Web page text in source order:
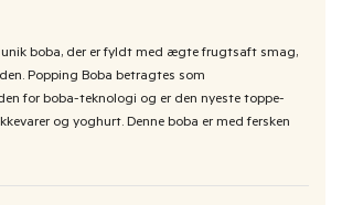
unik boba, der er fyldt med ægte frugtsaft smag,
Popping Boba betragtes som
for boba-teknologi og er den nyeste toppe-
og yoghurt. Denne boba er med fersken